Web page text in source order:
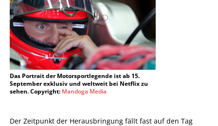
Das Portrait der Motorsportlegende ist ab 15.
September exklusiv und weltweit bei Netflix zu
sehen. Copyright: Mandoga Media
Der Zeitpunkt der Herausbringung fällt fast auf den Tag